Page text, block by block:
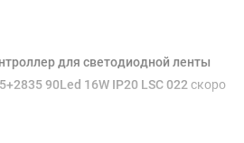
для светодиодной ленты
90Led 16W IP20 LSC 022 скоро